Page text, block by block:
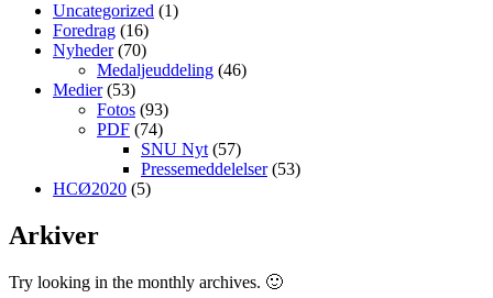
Uncategorized (1)
Foredrag (16)
Nyheder(70)
Medaljeuddeling (46)
Medier(53)
Fotos (93)
PDF (74)
SNU Nyt (57)
Pressemeddelelser(53)
HCØ2020 (5)
Arkiver
Try looking in the monthly archives. 🙂